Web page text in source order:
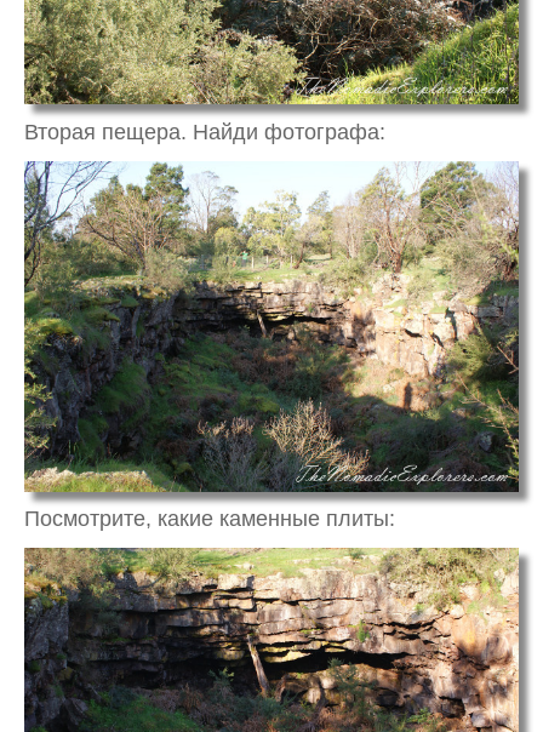
Вторая пещера. Найди фотографа:
Посмотрите, какие каменные плиты: